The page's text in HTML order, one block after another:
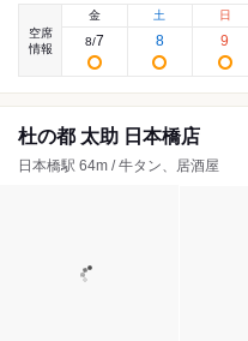
空席
情報
金
8/7
土
8
日
9
杜の都 太助 日本橋店
日本橋駅 64m / 牛タン、居酒屋